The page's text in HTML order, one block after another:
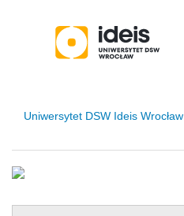
Uniwersytet DSW Ideis Wrocław